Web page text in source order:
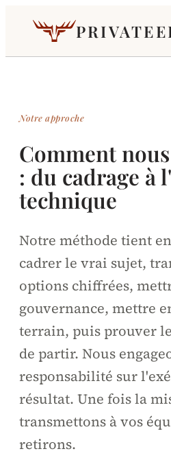
Notre approche
Comment
: du cadrage à
technique
Notre méthode tient
cadrer le vrai sujet,
options chiffrées,
gouvernance, mettre
terrain, puis prouver
de partir. Nous
responsabilité sur
résultat. Une fois la
transmettons à vos
retirons.